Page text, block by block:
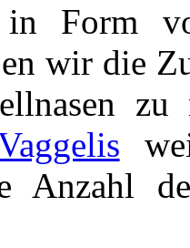
in Form
wir die
Anzahl